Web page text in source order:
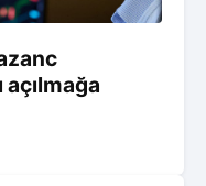
açılmağa